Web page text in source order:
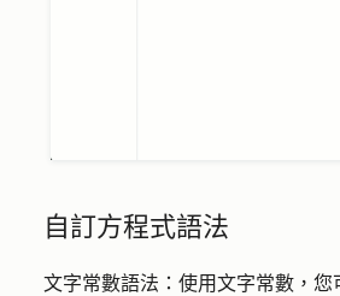
自訂方程式語法
文字常數語法 ：使用文字常數，